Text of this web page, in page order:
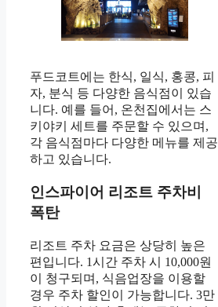
푸드코트에는 한식, 일식, 홍콩, 피
자, 분식 등 다양한 음식점이 있습
니다. 예를 들어, 온천집에서는 스
키야키 세트를 주문할 수 있으며,
각 음식점마다 다양한 메뉴를 제공
하고 있습니다.
인스파이어 리조트 주차비
폭탄
리조트 주차 요금은 상당히 높은
편입니다. 1시간 주차 시 10,000원
이 청구되며, 식음업장을 이용할
경우 주차 할인이 가능합니다. 3만